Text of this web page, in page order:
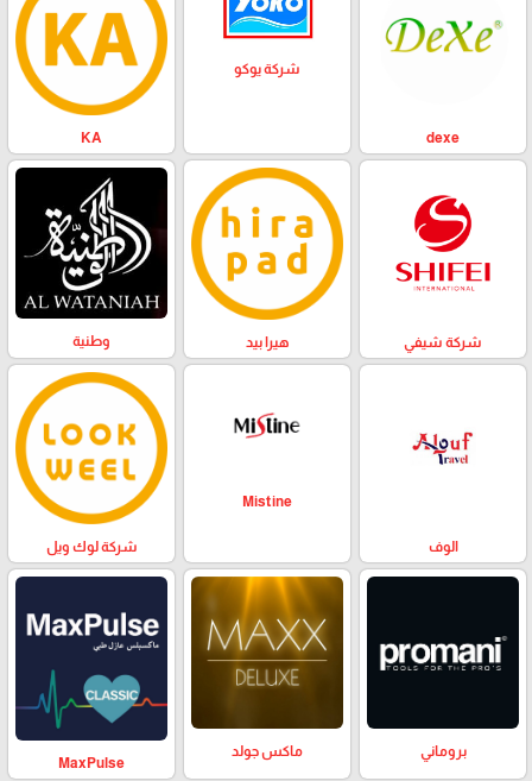
dexe
شركة يوكو
KA
شركة شيفي هيرا بيد وطنية
الوف
Mistine
شركة لوك ويل
بروماني ماكس جولد
MaxPulse